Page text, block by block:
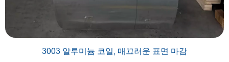
3003 알루미늄 코일, 매끄러운 표면 마감